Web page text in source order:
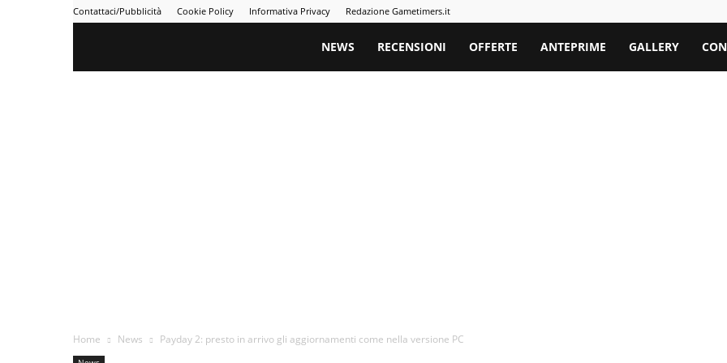
Contattaci/Pubblicità Cookie Policy Informativa Privacy Redazione Gametimers.it
Gametimers
NEWS RECENSIONI OFFERTE ANTEPRIME GALLERY
Home News Payday 2: presto in arrivo gli aggiornamenti come nella versione PC